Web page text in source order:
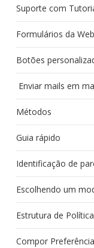
Suporte com
Formulários da
Botões
Enviar mails em
Métodos
Guia rápido
Identificação de
Escolhendo um
Estrutura de
Compor